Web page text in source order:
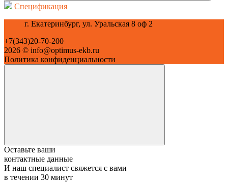
Спецификация
г. Екатеринбург, ул. Уральская 8 оф 2
+7(343)20-70-200
2026 © info@optimus-ekb.ru
Политика конфиденциальности
Оставьте ваши
контактные данные
И наш специалист свяжется с вами
в течении 30 минут